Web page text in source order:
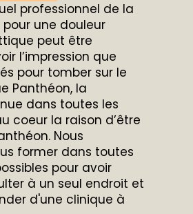
professionnel de la
une douleur
peut être
l’impression que
pour tomber sur le
Panthéon, la
dans toutes les
coeur la raison d’être
Nous
former dans toutes
pour avoir
à un seul endroit et
d'une clinique à